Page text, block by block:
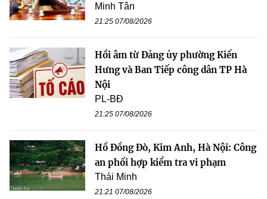
Minh Tân
21:25 07/08/2026
Hồi âm từ Đảng ủy phường Kiến
Hưng và Ban Tiếp công dân TP Hà
Nội
PL-BĐ
21:25 07/08/2026
Hồ Đồng Đò, Kim Anh, Hà Nội: Công
an phối hợp kiểm tra vi phạm
Thái Minh
21:21 07/08/2026